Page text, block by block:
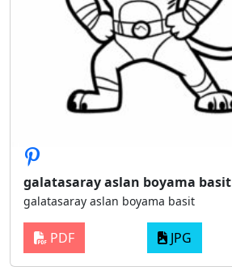
galatasaray aslan boyama basit
galatasaray aslan boyama basit
PDF JPG